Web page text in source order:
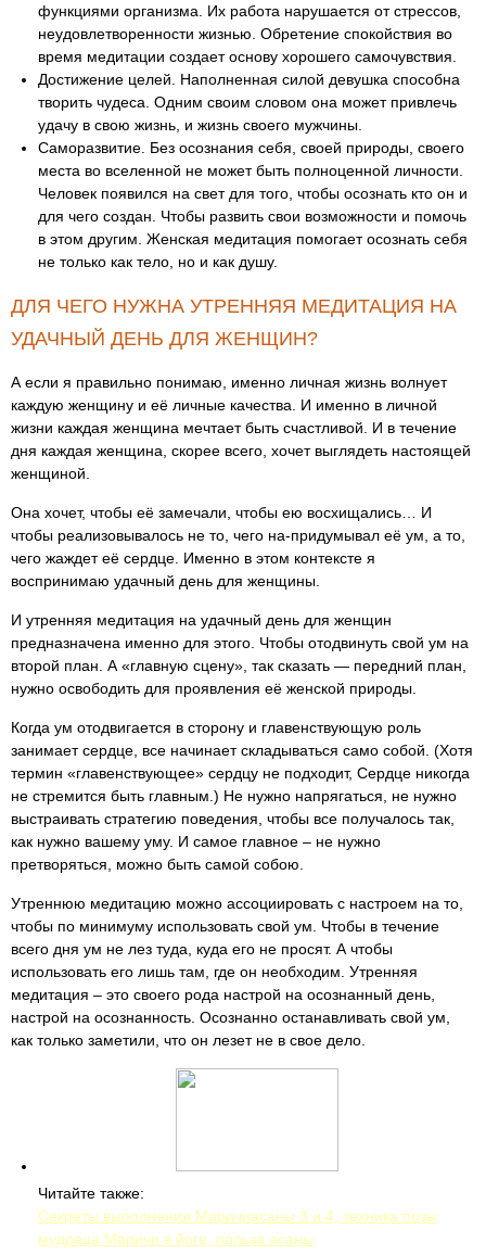
функциями организма. Их работа нарушается от стрессов,
неудовлетворенности жизнью. Обретение спокойствия во
время медитации создает основу хорошего самочувствия.
Достижение целей. Наполненная силой девушка способна
творить чудеса. Одним своим словом она может привлечь
удачу в свою жизнь, и жизнь своего мужчины.
Саморазвитие. Без осознания себя, своей природы, своего
места во вселенной не может быть полноценной личности.
Человек появился на свет для того, чтобы осознать кто он и
для чего создан. Чтобы развить свои возможности и помочь
в этом другим. Женская медитация помогает осознать себя
не только как тело, но и как душу.
ДЛЯ ЧЕГО НУЖНА УТРЕННЯЯ МЕДИТАЦИЯ НА
УДАЧНЫЙ ДЕНЬ ДЛЯ ЖЕНЩИН?
А если я правильно понимаю, именно личная жизнь волнует
каждую женщину и её личные качества. И именно в личной
жизни каждая женщина мечтает быть счастливой. И в течение
дня каждая женщина, скорее всего, хочет выглядеть настоящей
женщиной.
Она хочет, чтобы её замечали, чтобы ею восхищались… И
чтобы реализовывалось не то, чего на-придумывал её ум, а то,
чего жаждет её сердце. Именно в этом контексте я
воспринимаю удачный день для женщины.
И утренняя медитация на удачный день для женщин
предназначена именно для этого. Чтобы отодвинуть свой ум на
второй план. А «главную сцену», так сказать — передний план,
нужно освободить для проявления её женской природы.
Когда ум отодвигается в сторону и главенствующую роль
занимает сердце, все начинает складываться само собой. (Хотя
термин «главенствующее» сердцу не подходит, Сердце никогда
не стремится быть главным.) Не нужно напрягаться, не нужно
выстраивать стратегию поведения, чтобы все получалось так,
как нужно вашему уму. И самое главное – не нужно
претворяться, можно быть самой собою.
Утреннюю медитацию можно ассоциировать с настроем на то,
чтобы по минимуму использовать свой ум. Чтобы в течение
всего дня ум не лез туда, куда его не просят. А чтобы
использовать его лишь там, где он необходим. Утренняя
медитация – это своего рода настрой на осознанный день,
настрой на осознанность. Осознанно останавливать свой ум,
как только заметили, что он лезет не в свое дело.
Читайте также:
Секреты выполнения Маричиасаны 3 и 4, техника позы
мудреца Маричи в йоге, польза асаны